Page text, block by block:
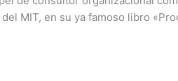
MIT, en su ya famoso libro